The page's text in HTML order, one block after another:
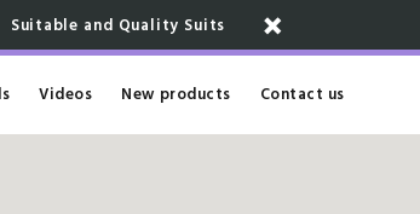
Suitable and Quality Suits
Videos New products Contact us